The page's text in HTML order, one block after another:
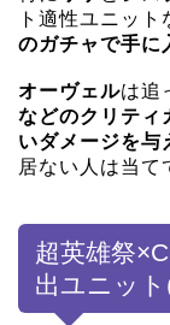
ト適性ユニット
のガチャで手に
オーヴェルは追
などのクリティ
いダメージを与
居ない人は当て
超英雄祭
出ユニッ